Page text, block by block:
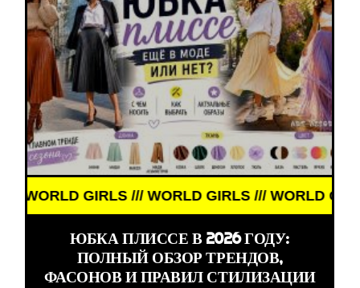
/// WORLD GIRLS /// WORLD GIRLS ///
ЮБКА ПЛИССЕ В 2026 ГОДУ:
ПОЛНЫЙ ОБЗОР ТРЕНДОВ,
ФАСОНОВ И ПРАВИЛ СТИЛИЗАЦИИ